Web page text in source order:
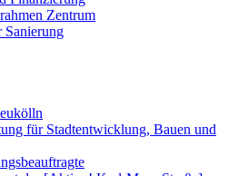
Zentrum
Sanierung
für Stadtentwicklung, Bauen und